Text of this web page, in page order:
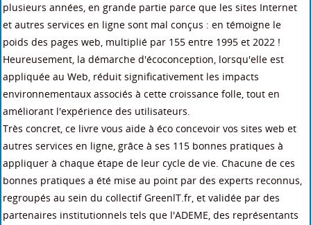
plusieurs années, en grande partie parce que les sites Internet
et autres services en ligne sont mal conçus : en témoigne le
poids des pages web, multiplié par 155 entre 1995 et 2022 !
Heureusement, la démarche d'écoconception, lorsqu'elle est
appliquée au Web, réduit significativement les impacts
environnementaux associés à cette croissance folle, tout en
améliorant l'expérience des utilisateurs.
Très concret, ce livre vous aide à éco concevoir vos sites web et
autres services en ligne, grâce à ses 115 bonnes pratiques à
appliquer à chaque étape de leur cycle de vie. Chacune de ces
bonnes pratiques a été mise au point par des experts reconnus,
regroupés au sein du collectif GreenlT.fr, et validée par des
partenaires institutionnels tels que l'ADEME, des représentants